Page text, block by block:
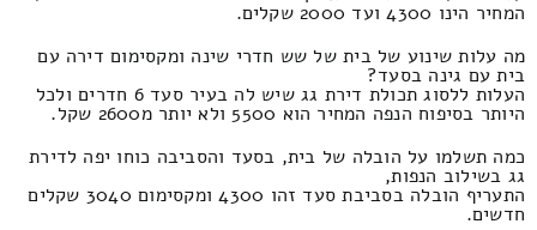
המחיר הינו 4300 ועד 2000 שקלים.
מה עלות שינוע של בית של שש חדרי שינה ומקסימום דירה עם
בית עם גינה בסעד?
העלות ללסוג תכולת דירת גג שיש לה בעיר סעד 6 חדרים ולכל
היותר בסיפוח הנפה המחיר הוא 5500 ולא יותר מ2600 שקל.
כמה תשלמו על הובלה של בית, בסעד והסביבה כוחו יפה לדירת
גג בשילוב הנפות,
התעריף הובלה בסביבת סעד זהו 4300 ומקסימום 3040 שקלים
חדשים.